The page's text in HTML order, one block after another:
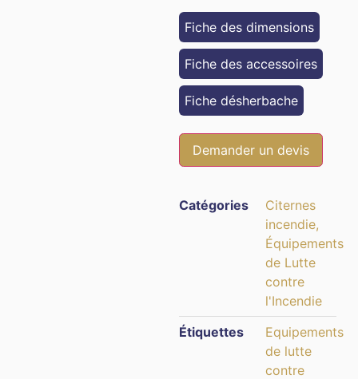
Fiche des dimensions
Fiche des accessoires
Fiche désherbache
Demander un devis
Catégories
Citernes
incendie​,
Équipements
de Lutte
contre
l'Incendie
Étiquettes
Equipements
de lutte
contre